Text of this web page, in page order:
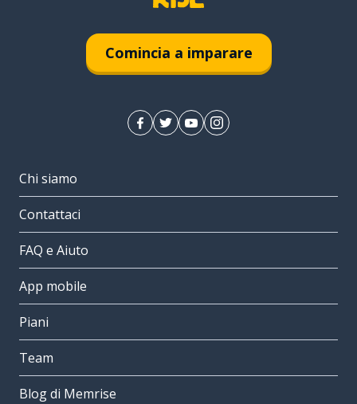
Comincia a imparare
Chi siamo
Contattaci
FAQ e Aiuto
App mobile
Piani
Team
Blog di Memrise